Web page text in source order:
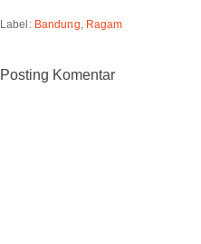
Label: Bandung Ragam
Posting Komentar